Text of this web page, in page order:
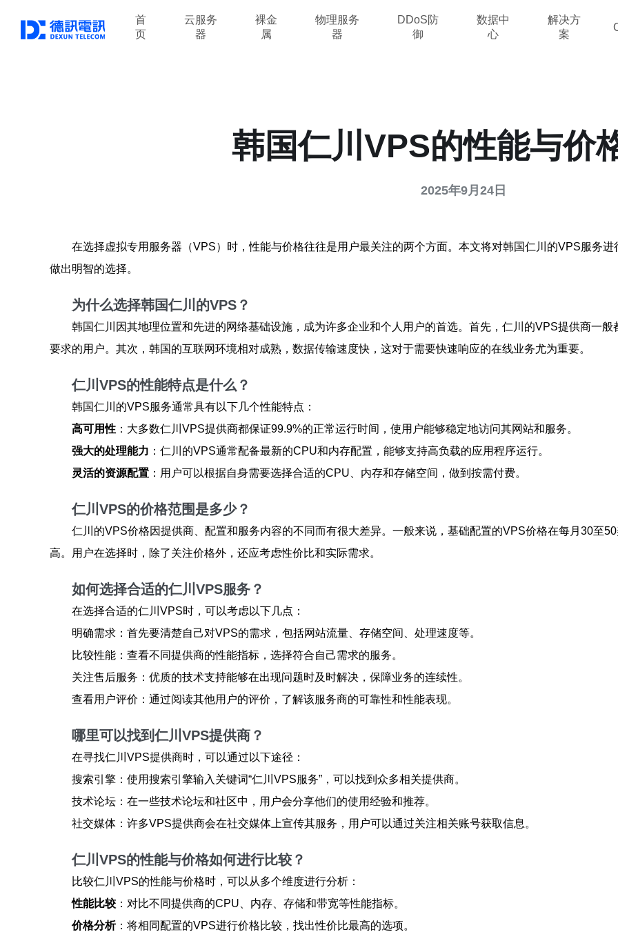
首
页
云服务
器
裸金
属
物理服务
器
DDoS防
御
数据中
心
解决方
案
韩国仁川VPS的性能与价
2025年9月24日
在选择虚拟专用服务器（VPS）时，性能与价格往往是用户最关注的两个方面。本文将对韩国仁川的VPS服务
做出明智的选择。
为什么选择韩国仁川的VPS？
韩国仁川因其地理位置和先进的网络基础设施，成为许多企业和个人用户的首选。首先，仁川的VPS提供商一
要求的用户。其次，韩国的互联网环境相对成熟，数据传输速度快，这对于需要快速响应的在线业务尤为重要。
仁川VPS的性能特点是什么？
韩国仁川的VPS服务通常具有以下几个性能特点：
高可用性 ：大多数仁川VPS提供商都保证99.9%的正常运行时间，使用户能够稳定地访问其网站和服务。
强大的处理能力 ：仁川的VPS通常配备最新的CPU和内存配置，能够支持高负载的应用程序运行。
灵活的资源配置 ：用户可以根据自身需要选择合适的CPU、内存和存储空间，做到按需付费。
仁川VPS的价格范围是多少？
仁川的VPS价格因提供商、配置和服务内容的不同而有很大差异。一般来说，基础配置的VPS价格在每月30至
高。用户在选择时，除了关注价格外，还应考虑性价比和实际需求。
如何选择合适的仁川VPS服务？
在选择合适的仁川VPS时，可以考虑以下几点：
明确需求：首先要清楚自己对VPS的需求，包括网站流量、存储空间、处理速度等。
比较性能：查看不同提供商的性能指标，选择符合自己需求的服务。
关注售后服务：优质的技术支持能够在出现问题时及时解决，保障业务的连续性。
查看用户评价：通过阅读其他用户的评价，了解该服务商的可靠性和性能表现。
哪里可以找到仁川VPS提供商？
在寻找仁川VPS提供商时，可以通过以下途径：
搜索引擎：使用搜索引擎输入关键词“仁川VPS服务”，可以找到众多相关提供商。
技术论坛：在一些技术论坛和社区中，用户会分享他们的使用经验和推荐。
社交媒体：许多VPS提供商会在社交媒体上宣传其服务，用户可以通过关注相关账号获取信息。
仁川VPS的性能与价格如何进行比较？
比较仁川VPS的性能与价格时，可以从多个维度进行分析：
性能比较 ：对比不同提供商的CPU、内存、存储和带宽等性能指标。
价格分析：将相同配置的VPS进行价格比较，找出性价比最高的选项。